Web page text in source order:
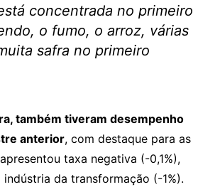
concentrada no primeiro
o fumo, o arroz, várias
safra no primeiro
também tiveram desempenho
anterior, com destaque para as
taxa negativa (-0,1%),
da transformação (-1%).